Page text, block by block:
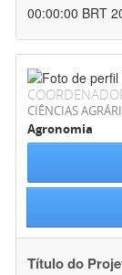
00:00:00 BRT
CIÊNCIAS
Agronomia
Título do